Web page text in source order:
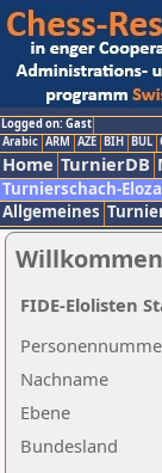
Logged on: Gast
Arabic ARM AZE BIH BUL
Home TurnierDB
Turnierschach-
Allgemeines
Nachname
Ebene
Bundesland
FIDE-Elolisten